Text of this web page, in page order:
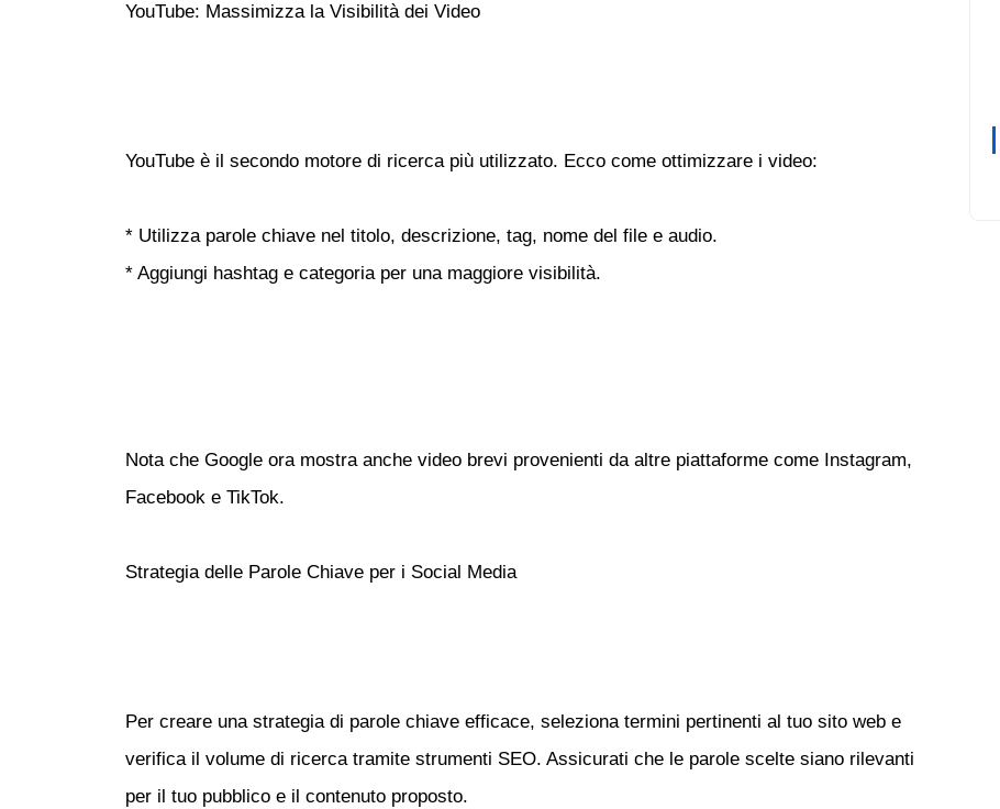
YouTube: Massimizza la Visibilità dei Video
YouTube è il secondo motore di ricerca più utilizzato. Ecco come ottimizzare i video:
* Utilizza parole chiave nel titolo, descrizione, tag, nome del file e audio.
* Aggiungi hashtag e categoria per una maggiore visibilità.
Nota che Google ora mostra anche video brevi provenienti da altre piattaforme come Instagram,
Facebook e TikTok.
Strategia delle Parole Chiave per i Social Media
Per creare una strategia di parole chiave efficace, seleziona termini pertinenti al tuo sito web e
verifica il volume di ricerca tramite strumenti SEO. Assicurati che le parole scelte siano rilevanti
per il tuo pubblico e il contenuto proposto.